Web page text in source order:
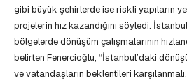
gibi büyük şehirlerde ise riskli yapıların
projelerin hız kazandığını söyledi.
bölgelerde dönüşüm çalışmalarının
belirten Fenercioğlu, “İstanbul’daki
ve vatandaşların beklentileri